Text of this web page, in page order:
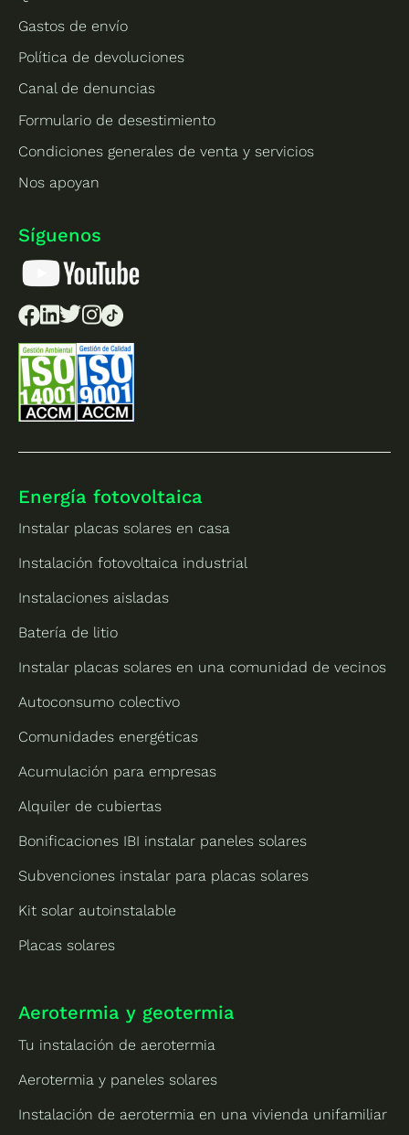
Gastos de envío
Política de devoluciones
Canal de denuncias
Formulario de desestimiento
Condiciones generales de venta y servicios
Nos apoyan
Síguenos
Energía fotovoltaica
Instalar placas solares en casa
Instalación fotovoltaica industrial
Instalaciones aisladas
Batería de litio
Instalar placas solares en una comunidad de vecinos
Autoconsumo colectivo
Comunidades energéticas
Acumulación para empresas
Alquiler de cubiertas
Bonificaciones IBI instalar paneles solares
Subvenciones instalar para placas solares
Kit solar autoinstalable
Placas solares
Aerotermia y geotermia
Tu instalación de aerotermia
Aerotermia y paneles solares
Instalación de aerotermia en una vivienda unifamiliar